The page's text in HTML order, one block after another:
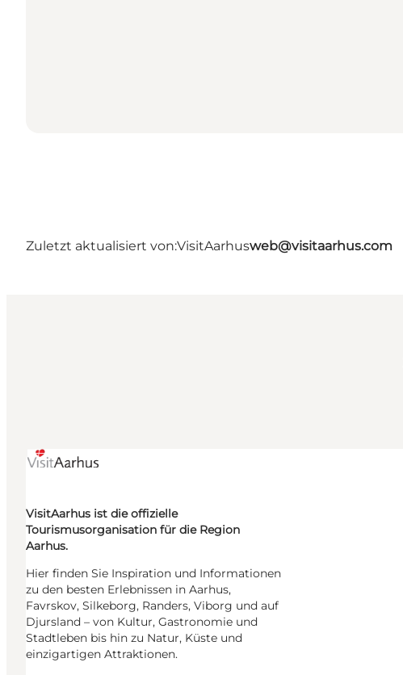
Zuletzt aktualisiert von:VisitAarhusweb@visitaarhus.com
VisitAarhus ist die offizielle
Tourismusorganisation für die Region
Aarhus.
Hier finden Sie Inspiration und Informationen
zu den besten Erlebnissen in Aarhus,
Favrskov, Silkeborg, Randers, Viborg und auf
Djursland – von Kultur, Gastronomie und
Stadtleben bis hin zu Natur, Küste und
einzigartigen Attraktionen.